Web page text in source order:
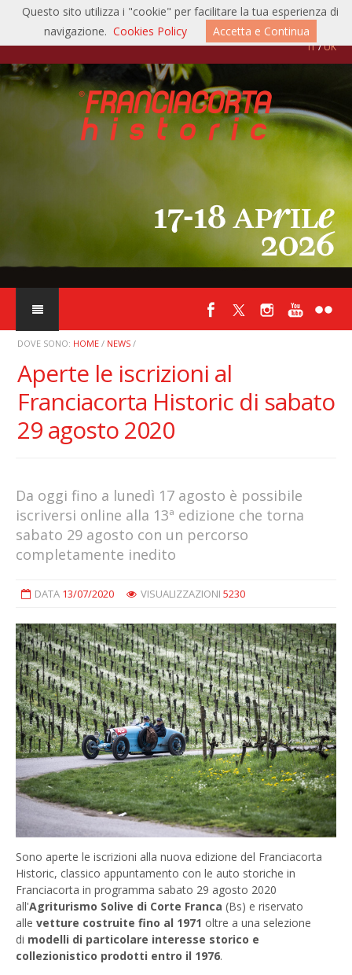
04/05/2026: Auto d'Epoca anno XLII n° 5, maggio 2026 pag. 120-121
22/04/2026: motoristorici.it
territoribresciani.it
acisport.it
autoclassicnews.com
19/04/2026:autorace.it
IT/UK
DOVE SONO: HOME / NEWS /
Aperte le iscrizioni al
Franciacorta Historic di sabato
29 agosto 2020
Da oggi fino a lunedì 17 agosto è possibile
iscriversi online alla 13ª edizione che torna
sabato 29 agosto con un percorso
completamente inedito
DATA 13/07/2020 VISUALIZZAZIONI 5230
Sono aperte le iscrizioni alla nuova edizione del Franciacorta
Historic, classico appuntamento con le auto storiche in
Franciacorta in programma sabato 29 agosto 2020
all'Agriturismo Solive di Corte Franca (Bs) e riservato
alle vetture costruite fino al 1971 oltre a una selezione
di modelli di particolare interesse storico e
collezionistico prodotti entro il 1976.
Questo sito utilizza i "cookie" per facilitare la tua esperienza di
navigazione. Cookies Policy Accetta e Continua